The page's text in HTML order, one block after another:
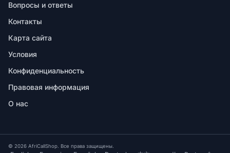
Вопросы и ответы
Контакты
Карта сайта
Условия
Конфиденциальность
Правовая информация
О нас
© 2026 AfriCallShop. Все права защищены.